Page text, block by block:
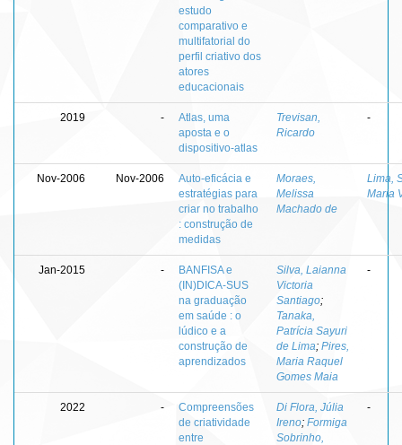
estudo
comparativo e
multifatorial do
perfil criativo dos
atores
educacionais
2019 -
Atlas, uma
aposta e o
dispositivo-atlas
Trevisan,
Ricardo
-
Nov-2006 Nov-2006
Auto-eficácia e
estratégias para
criar no trabalho
: construção de
medidas
Moraes,
Melissa
Machado de
Lima,
Maria
Jan-2015 -
BANFISA e
(IN)DICA-SUS
na graduação
em saúde : o
lúdico e a
construção de
aprendizados
Silva, Laianna
Victoria
Santiago;
Tanaka,
Patrícia Sayuri
de Lima; Pires,
Maria Raquel
Gomes Maia
-
2022 -
Compreensões
de criatividade
entre
Di Flora, Júlia
Ireno; Formiga
Sobrinho,
-